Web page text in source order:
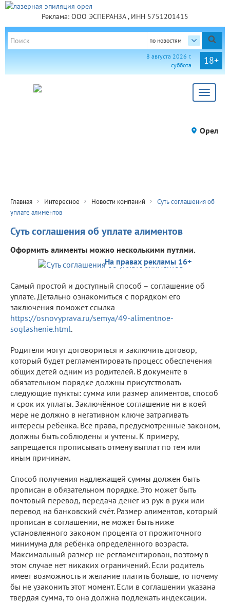
Реклама: ООО ЭСПЕРАНЗА , ИНН 5751201415
по новостям
18+
8 августа 2026 г.
суббота
Toggle
Орел
Главная Интересное Новости компаний
Суть соглашения об
уплате алиментов
Суть соглашения об уплате алиментов
Оформить алименты можно несколькими путями.
На правах рекламы 16+
Самый простой и доступный способ – соглашение об
уплате. Детально ознакомиться с порядком его
заключения поможет ссылка
https://osnovyprava.ru/semya/49-alimentnoe-
soglashenie.html.
Родители могут договориться и заключить договор,
который будет регламентировать процесс обеспечения
общих детей одним из родителей. В документе в
обязательном порядке должны присутствовать
следующие пункты: сумма или размер алиментов, способ
и срок их уплаты. Заключённое соглашение ни в коей
мере не должно в негативном ключе затрагивать
интересы ребёнка. Все права, предусмотренные законом,
должны быть соблюдены и учтены. К примеру,
запрещается прописывать отмену выплат по тем или
иным причинам.
Способ получения надлежащей суммы должен быть
прописан в обязательном порядке. Это может быть
почтовый перевод, передача денег из рук в руки или
перевод на банковский счёт. Размер алиментов, который
прописан в соглашении, не может быть ниже
установленного законом процента от прожиточного
минимума для ребёнка определённого возраста.
Максимальный размер не регламентирован, поэтому в
этом случае нет никаких ограничений. Если родитель
имеет возможность и желание платить больше, то почему
бы не узаконить этот момент. Если в соглашении указана
твёрдая сумма, то она должна подлежать индексации.